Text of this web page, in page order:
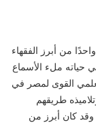
الشيخ عبد الوهاب خلاف (1888 – 1956) واحدًا من أبرز الفقهاء
حياته ملء الأسماع
القوى لمصر في
طريقهم
وقد كان أبرز من